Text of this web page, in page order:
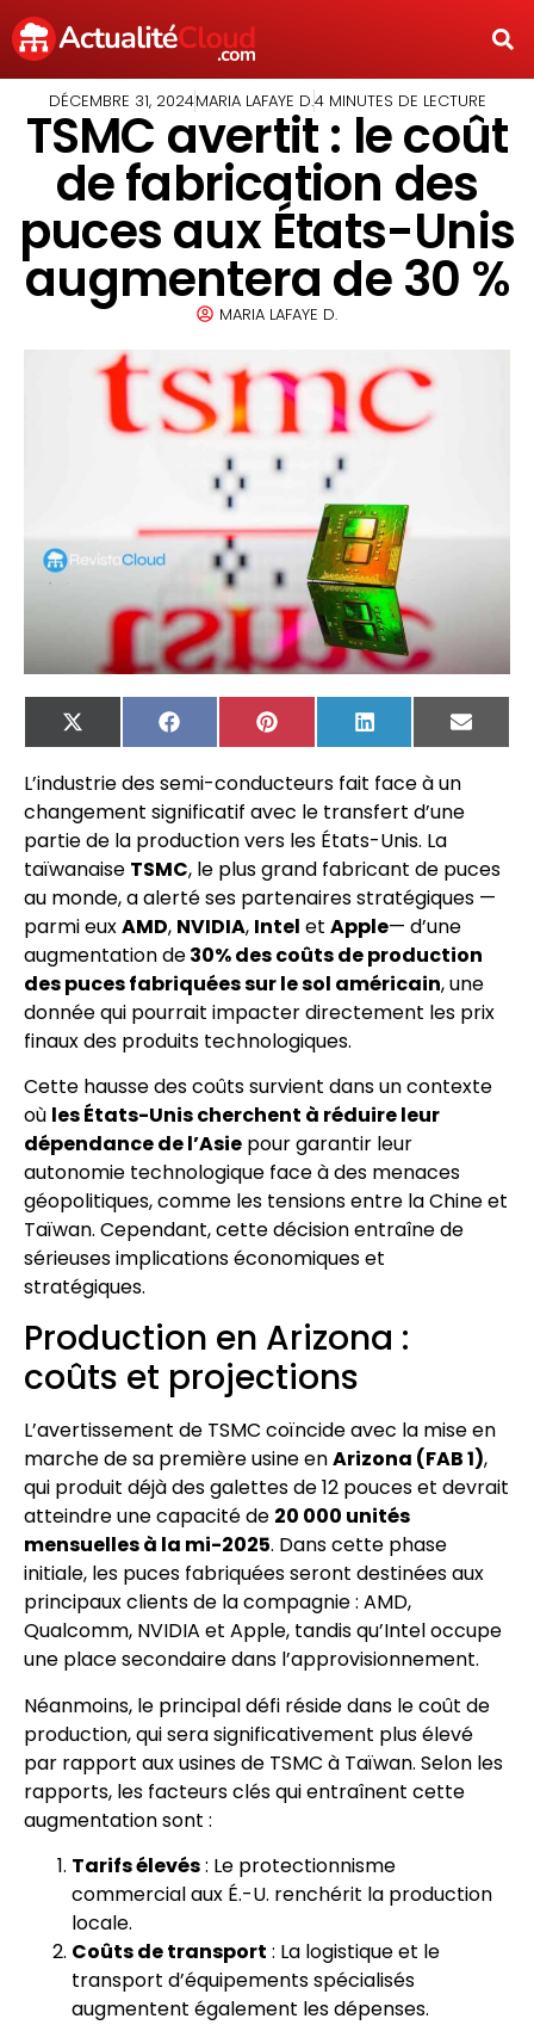
DÉCEMBRE 31, 2024MARIA LAFAYE D.4 MINUTES DE LECTURE
TSMC avertit : le coût
de fabrication des
puces aux États-Unis
augmentera de 30 %
MARIA LAFAYE D.
X
(Twitter)
FacebookPinterest LinkedIn
Email
L’industrie des semi-conducteurs fait face à un
changement significatif avec le transfert d’une
partie de la production vers les États-Unis. La
taïwanaise TSMC, le plus grand fabricant de puces
au monde, a alerté ses partenaires stratégiques —
parmi euxAMD, NVIDIA, Intel et Apple— d’une
augmentation de30% des coûts de production
des puces fabriquées sur le sol américain, une
donnée qui pourrait impacter directement les prix
finaux des produits technologiques.
Cette hausse des coûts survient dans un contexte
où les États-Unis cherchent à réduire leur
dépendance de l’Asie pour garantir leur
autonomie technologique face à des menaces
géopolitiques, comme les tensions entre la Chine et
Taïwan. Cependant, cette décision entraîne de
sérieuses implications économiques et
stratégiques.
Production en Arizona :
coûts et projections
L’avertissement de TSMC coïncide avec la mise en
marche de sa première usine enArizona (FAB 1),
qui produit déjà des galettes de 12 pouces et devrait
atteindre une capacité de 20 000 unités
mensuelles à la mi-2025. Dans cette phase
initiale, les puces fabriquées seront destinées aux
principaux clients de la compagnie : AMD,
Qualcomm, NVIDIA et Apple, tandis qu’Intel occupe
une place secondaire dans l’approvisionnement.
Néanmoins, le principal défi réside dans le coût de
production, qui sera significativement plus élevé
par rapport aux usines de TSMC à Taïwan. Selon les
rapports, les facteurs clés qui entraînent cette
augmentation sont :
Tarifs élevés: Le protectionnisme
commercial aux É.-U. renchérit la production
locale.
Coûts de transport : La logistique et le
transport d’équipements spécialisés
augmentent également les dépenses.